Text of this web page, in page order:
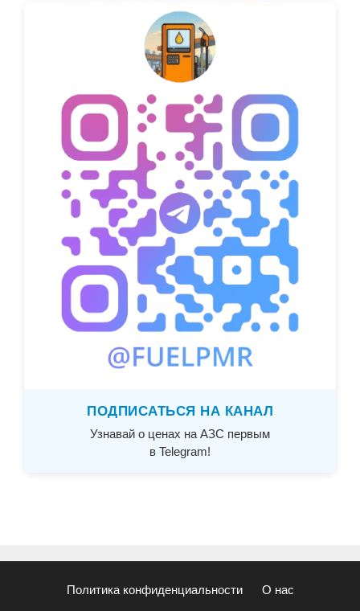
ПОДПИСАТЬСЯ НА КАНАЛ
Узнавай о ценах на АЗС первым
в Telegram!
Политика конфиденциальности О нас